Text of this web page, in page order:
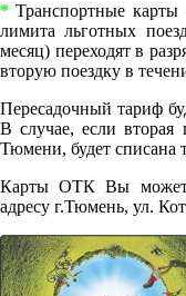
* Транспортные
лимита льготных
месяц) переходят в
вторую поездку в
Пересадочный тариф
В случае, если вторая
Тюмени, будет списана
Карты ОТК Вы
адресу г.Тюмень, ул.